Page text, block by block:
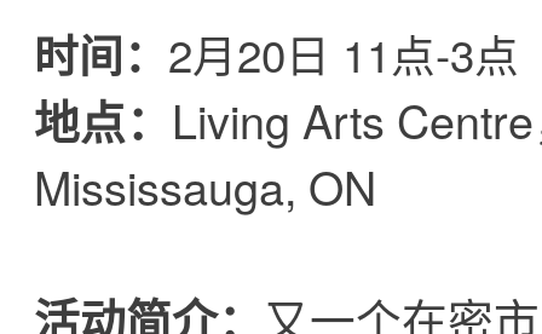
时间： 2月20日 11点-3点
地点： Living Arts
Mississauga, ON
活动简介： 又一个在密